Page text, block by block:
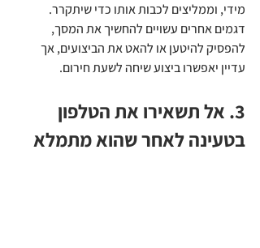
מידי, וממליצים לכבות אותו כדי שיתקרר.
דגמים אחרים עשויים להחשיך את המסך,
להפסיק להיטען או להאט את הביצועים, אך
עדיין יאפשרו ביצוע שיחה לשעת חירום.
3. אל תשאירו את הטלפון
בטעינה לאחר שהוא מתמלא